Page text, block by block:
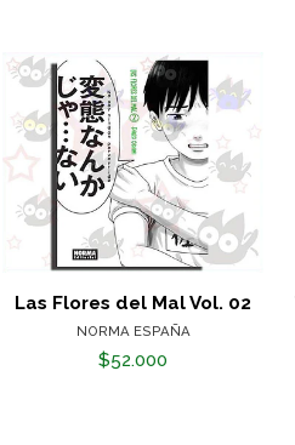
Las Flores del Mal Vol. 02
NORMA ESPAÑA
$52.000